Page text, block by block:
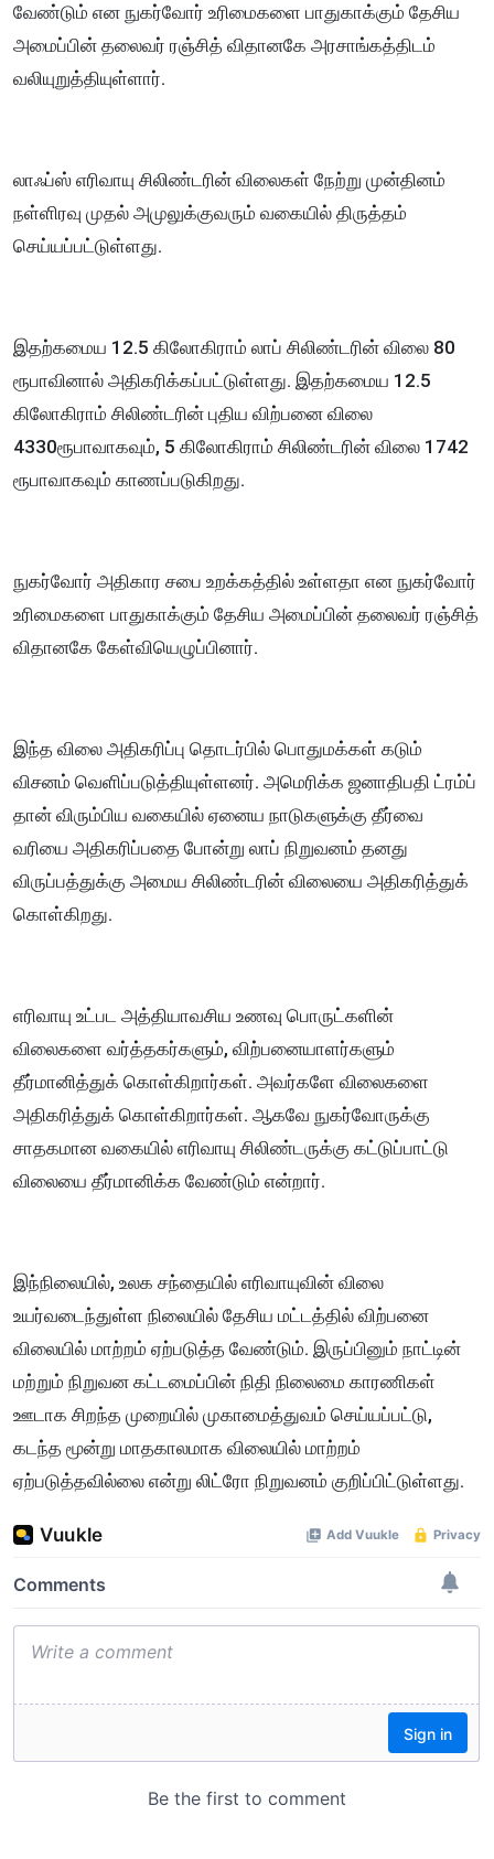
வேண்டும் என நுகர்வோர் உரிமைகளை பாதுகாக்கும் தேசிய
அமைப்பின் தலைவர் ரஞ்சித் விதானகே அரசாங்கத்திடம்
வலியுறுத்தியுள்ளார்.
லாஃப்ஸ் எரிவாயு சிலிண்டரின் விலைகள் நேற்று முன்தினம்
நள்ளிரவு முதல் அமுலுக்குவரும் வகையில் திருத்தம்
செய்யப்பட்டுள்ளது.
இதற்கமைய 12.5 கிலோகிராம் லாப் சிலிண்டரின் விலை 80
ரூபாவினால் அதிகரிக்கப்பட்டுள்ளது. இதற்கமைய 12.5
கிலோகிராம் சிலிண்டரின் புதிய விற்பனை விலை
4330ரூபாவாகவும், 5 கிலோகிராம் சிலிண்டரின் விலை 1742
ரூபாவாகவும் காணப்படுகிறது.
நுகர்வோர் அதிகார சபை உறக்கத்தில் உள்ளதா என நுகர்வோர்
உரிமைகளை பாதுகாக்கும் தேசிய அமைப்பின் தலைவர் ரஞ்சித்
விதானகே கேள்வியெழுப்பினார்.
இந்த விலை அதிகரிப்பு தொடர்பில் பொதுமக்கள் கடும்
விசனம் வெளிப்படுத்தியுள்ளனர். அமெரிக்க ஜனாதிபதி ட்ரம்ப்
தான் விரும்பிய வகையில் ஏனைய நாடுகளுக்கு தீர்வை
வரியை அதிகரிப்பதை போன்று லாப் நிறுவனம் தனது
விருப்பத்துக்கு அமைய சிலிண்டரின் விலையை அதிகரித்துக்
கொள்கிறது.
எரிவாயு உட்பட அத்தியாவசிய உணவு பொருட்களின்
விலைகளை வர்த்தகர்களும், விற்பனையாளர்களும்
தீர்மானித்துக் கொள்கிறார்கள். அவர்களே விலைகளை
அதிகரித்துக் கொள்கிறார்கள். ஆகவே நுகர்வோருக்கு
சாதகமான வகையில் எரிவாயு சிலிண்டருக்கு கட்டுப்பாட்டு
விலையை தீர்மானிக்க வேண்டும் என்றார்.
இந்நிலையில், உலக சந்தையில் எரிவாயுவின் விலை
உயர்வடைந்துள்ள நிலையில் தேசிய மட்டத்தில் விற்பனை
விலையில் மாற்றம் ஏற்படுத்த வேண்டும். இருப்பினும் நாட்டின்
மற்றும் நிறுவன கட்டமைப்பின் நிதி நிலைமை காரணிகள்
ஊடாக சிறந்த முறையில் முகாமைத்துவம் செய்யப்பட்டு,
கடந்த மூன்று மாதகாலமாக விலையில் மாற்றம்
ஏற்படுத்தவில்லை என்று லிட்ரோ நிறுவனம் குறிப்பிட்டுள்ளது.